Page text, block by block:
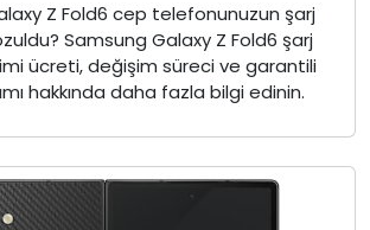
Z Fold6 cep telefonunuzun şarj
Samsung Galaxy Z Fold6 şarj
ücreti, değişim süreci ve garantili
hakkında daha fazla bilgi edinin.